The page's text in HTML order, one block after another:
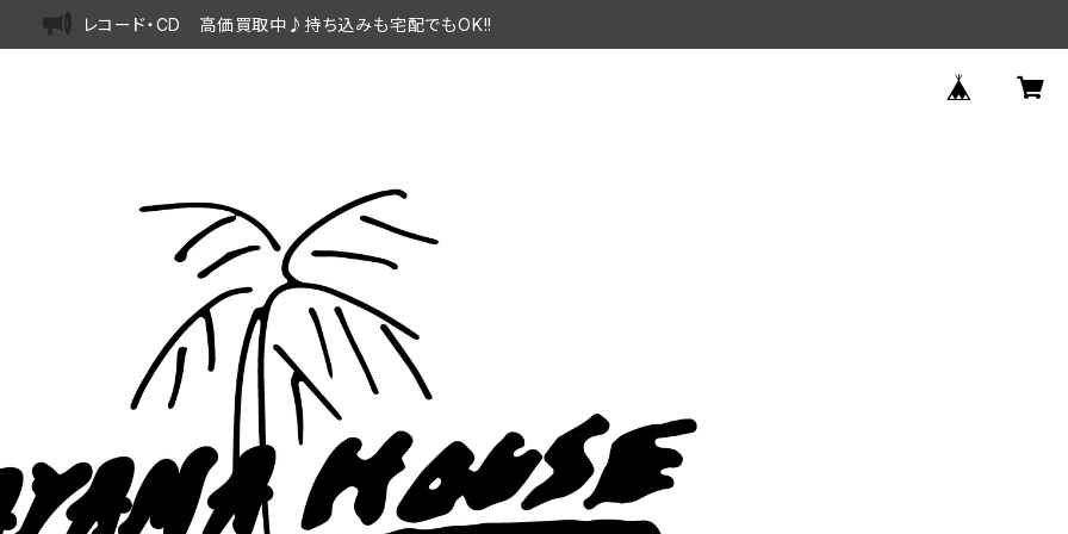
レコード・CD 高価買取中♪持ち込みも宅配でもOK!!